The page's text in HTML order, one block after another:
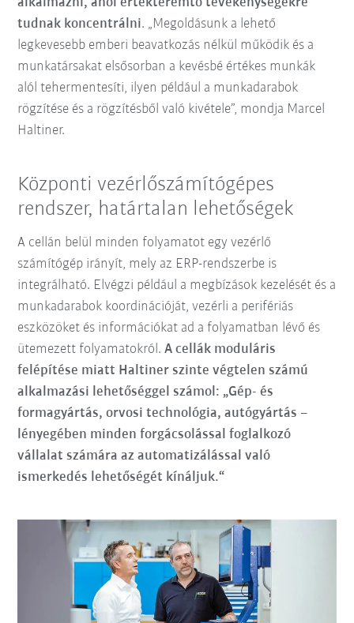
tudnak koncentrálni. „Megoldásunk a lehető
legkevesebb emberi beavatkozás nélkül működik és a
munkatársakat elsősorban a kevésbé értékes munkák
alól tehermentesíti, ilyen például a munkadarabok
rögzítése és a rögzítésből való kivétele”, mondja Marcel
Haltiner.
Központi vezérlőszámítógépes
rendszer, határtalan lehetőségek
A cellán belül minden folyamatot egy vezérlő
számítógép irányít, mely az ERP-rendszerbe is
integrálható. Elvégzi például a megbízások kezelését és a
munkadarabok koordinációját, vezérli a perifériás
eszközöket és információkat ad a folyamatban lévő és
ütemezett folyamatokról.A cellák moduláris
felépítése miatt Haltiner szinte végtelen számú
alkalmazási lehetőséggel számol: „Gép- és
formagyártás, orvosi technológia, autógyártás –
lényegében minden forgácsolással foglalkozó
vállalat számára az automatizálással való
ismerkedés lehetőségét kínáljuk.“